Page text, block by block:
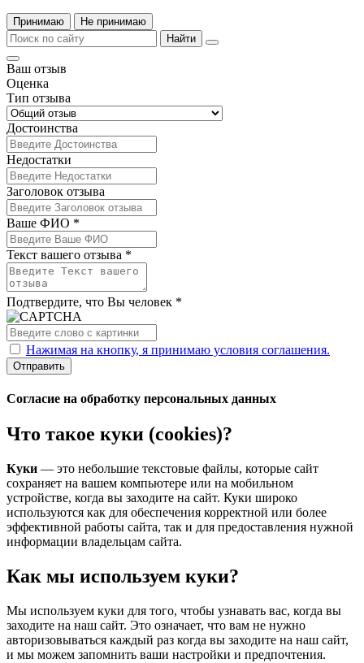
Принимаю
Не принимаю
Найти
Ваш отзыв
Оценка
Тип отзыва
Достоинства
Недостатки
Заголовок отзыва
Ваше ФИО *
Текст вашего отзыва *
Подтвердите, что Вы человек *
Нажимая на кнопку, я принимаю условия соглашения.
Отправить
Согласие на обработку персональных данных
Что такое куки (cookies)?
Куки — это небольшие текстовые файлы, которые сайт
сохраняет на вашем компьютере или на мобильном
устройстве, когда вы заходите на сайт. Куки широко
используются как для обеспечения корректной или более
эффективной работы сайта, так и для предоставления нужной
информации владельцам сайта.
Как мы используем куки?
Мы используем куки для того, чтобы узнавать вас, когда вы
заходите на наш сайт. Это означает, что вам не нужно
авторизовываться каждый раз когда вы заходите на наш сайт,
и мы можем запомнить ваши настройки и предпочтения.